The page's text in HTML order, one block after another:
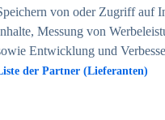
von oder Zugriff auf
Messung von
Entwicklung und
der Partner (Lieferanten)